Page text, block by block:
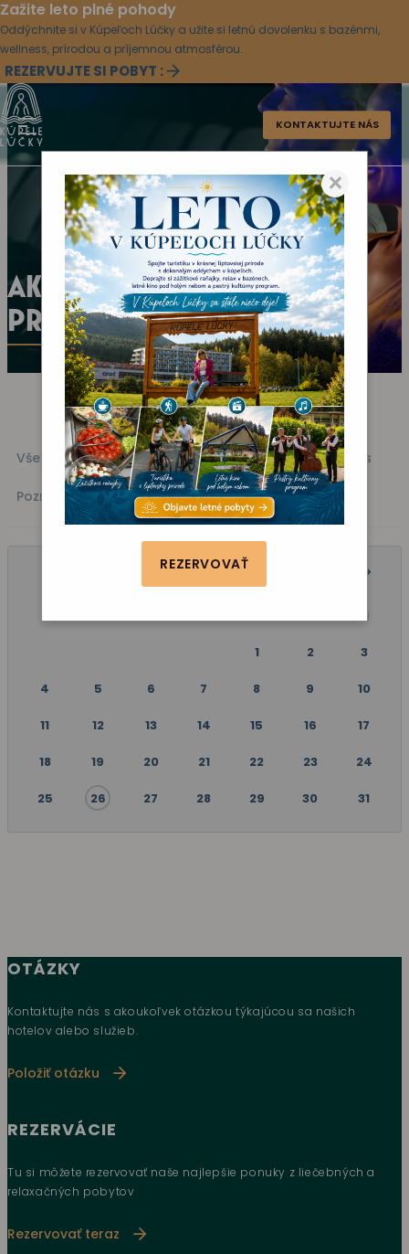
Zažite leto plné pohody
Oddýchnite si v Kúpeľoch Lúčky a užite si letnú dovolenku s bazénmi,
wellness, prírodou a príjemnou atmosférou.
REZERVUJTE SI POBYT :
×
REZERVOVAŤ
KONTAKTUJTE NÁS
AKTUÁLNY KULTÚRNY
PROGRAM
Všetky akcie Kino Vystúpenie Zábava Fitness
Poznávanie
MAREC 2024
N
1 2 3
4 5 6 7 8 9 10
11 12 13 14 15 16 17
18 19 20 21 22 23 24
25 26 27 28 29 30 31
OTÁZKY
Kontaktujte nás s akoukoľvek otázkou týkajúcou sa našich
hotelov alebo služieb.
Položiť otázku
REZERVÁCIE
Tu si môžete rezervovať naše najlepšie ponuky z liečebných a
relaxačných pobytov
Rezervovať teraz